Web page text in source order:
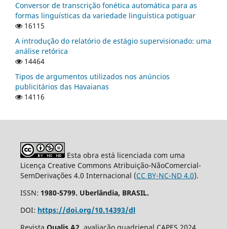
Conversor de transcrição fonética automática para as
formas linguísticas da variedade linguística potiguar
16115
A introdução do relatório de estágio supervisionado: uma
análise retórica
14464
Tipos de argumentos utilizados nos anúncios
publicitários das Havaianas
14116
Esta obra está licenciada com uma
Licença Creative Commons Atribuição-NãoComercial-
SemDerivações 4.0 Internacional (CC BY-NC-ND 4.0).
ISSN: 1980-5799. Uberlândia, BRASIL.
DOI: https://doi.org/10.14393/dl